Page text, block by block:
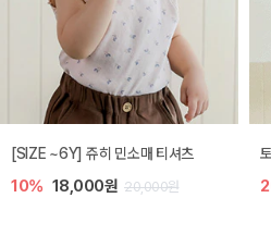
플로아 바디수트
10% 35,100원 39,000원